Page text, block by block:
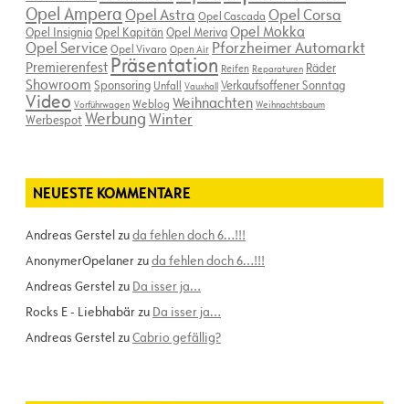
Opel AmperaOpel Astra Opel Cascada Opel Corsa
Opel InsigniaOpel Kapitän Opel MerivaOpel Mokka
Opel ServiceOpel Vivaro Open Air Pforzheimer Automarkt
Premierenfest Präsentation Reifen Reparaturen Räder
Showroom Sponsoring Unfall Vauxhall Verkaufsoffener Sonntag
Video Vorführwagen Weblog Weihnachten Weihnachtsbaum
WerbespotWerbungWinter
NEUESTE KOMMENTARE
Andreas Gerstelzuda fehlen doch 6…!!!
AnonymerOpelanerzuda fehlen doch 6…!!!
Andreas Gerstelzu Da isser ja…
Rocks E - Liebhabärzu Da isser ja…
Andreas GerstelzuCabrio gefällig?